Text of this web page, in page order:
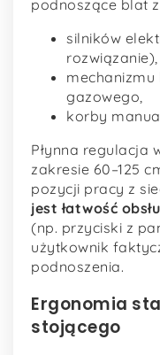
podnoszące blat
silników
rozwiązanie),
gazowego,
korby
Płynna regulacja
zakresie 60–125
pozycji pracy z
jest łatwość
(np. przyciski z
użytkownik
podnoszenia.
Ergonomia
stojącego